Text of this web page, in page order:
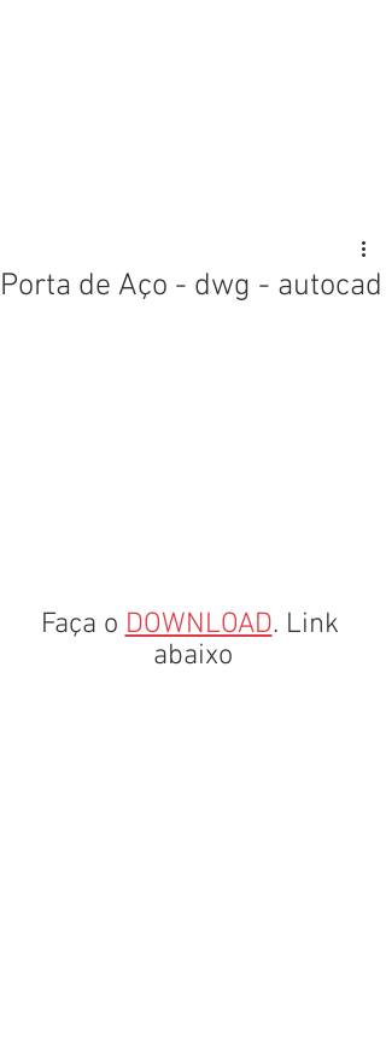
Porta de Aço - dwg - autocad
Faça o DOWNLOAD. Link
abaixo